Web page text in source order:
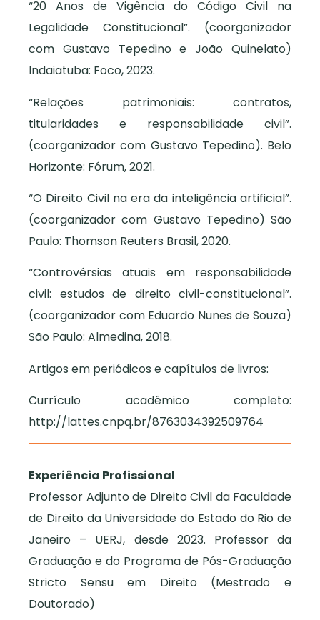
“20 Anos de Vigência do Código Civil na
Legalidade Constitucional”. (coorganizador
com Gustavo Tepedino e João Quinelato)
Indaiatuba: Foco, 2023.
“Relações patrimoniais: contratos,
titularidades e responsabilidade civil”.
(coorganizador com Gustavo Tepedino). Belo
Horizonte: Fórum, 2021.
“O Direito Civil na era da inteligência artificial”.
(coorganizador com Gustavo Tepedino) São
Paulo: Thomson Reuters Brasil, 2020.
“Controvérsias atuais em responsabilidade
civil: estudos de direito civil-constitucional”.
(coorganizador com Eduardo Nunes de Souza)
São Paulo: Almedina, 2018.
Artigos em periódicos e capítulos de livros:
Currículo acadêmico completo:
http://lattes.cnpq.br/8763034392509764
Experiência Profissional
Professor Adjunto de Direito Civil da Faculdade
de Direito da Universidade do Estado do Rio de
Janeiro – UERJ, desde 2023. Professor da
Graduação e do Programa de Pós-Graduação
Stricto Sensu em Direito (Mestrado e
Doutorado)